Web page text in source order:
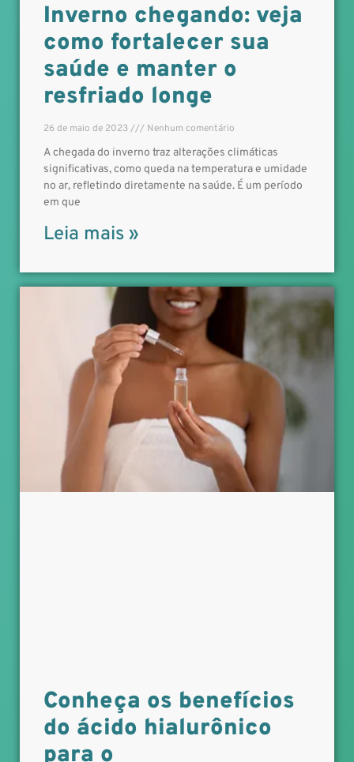
Inverno chegando: veja
como fortalecer sua
saúde e manter o
resfriado longe
26 de maio de 2023 Nenhum comentário
A chegada do inverno traz alterações climáticas
significativas, como queda na temperatura e umidade
no ar, refletindo diretamente na saúde. É um período
em que
Leia mais »
Conheça os benefícios
do ácido hialurônico
para o